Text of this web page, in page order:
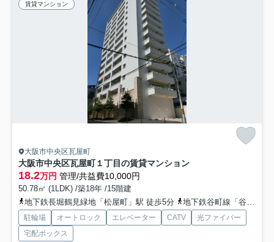
賃貸マンション
大阪市中央区瓦屋町
大阪市中央区瓦屋町１丁目の賃貸マンション
18.2万円 管理/共益費10,000円
50.78㎡ (1LDK) /築18年 /15階建
地下鉄長堀鶴見緑地「松屋町」駅 徒歩5分
地下鉄谷町線「谷町六丁目」駅 徒歩8分
駐輪場 オートロック エレベーター CATV
光ファイバー
宅配ボックス